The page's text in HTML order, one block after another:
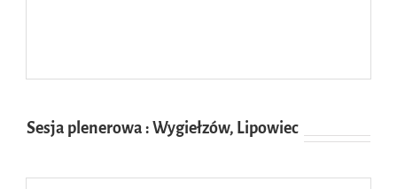
Sesja plenerowa : Wygiełzów, Lipowiec